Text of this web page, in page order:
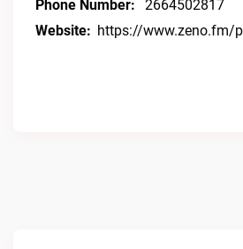
Phone Number:
2664502817
Website: https://www.zeno.fm/